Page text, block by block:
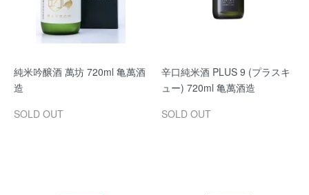
純米吟醸酒 萬坊 720ml 亀萬酒
造
SOLD OUT
辛口純米酒 PLUS 9 (プラスキ
ュー) 720ml 亀萬酒造
SOLD OUT